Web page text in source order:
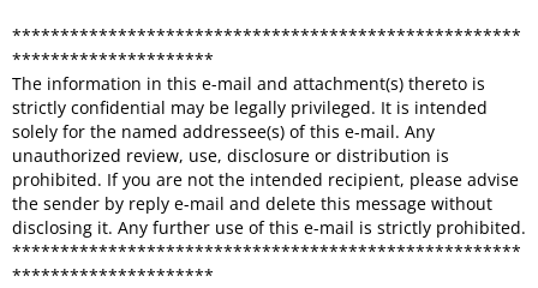
*****************************************************
*********************
The information in this e-mail and attachment(s) thereto is
strictly confidential may be legally privileged. It is intended
solely for the named addressee(s) of this e-mail. Any
unauthorized review, use, disclosure or distribution is
prohibited. If you are not the intended recipient, please advise
the sender by reply e-mail and delete this message without
disclosing it. Any further use of this e-mail is strictly prohibited.
*****************************************************
*********************